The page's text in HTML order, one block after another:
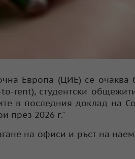
Европа (ЦИЕ) се очаква
rent), студентски
в последния доклад на
през 2026 г."
на офиси и ръст на